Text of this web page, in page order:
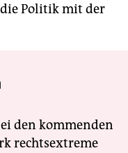
Politik mit der
den kommenden
rechtsextreme